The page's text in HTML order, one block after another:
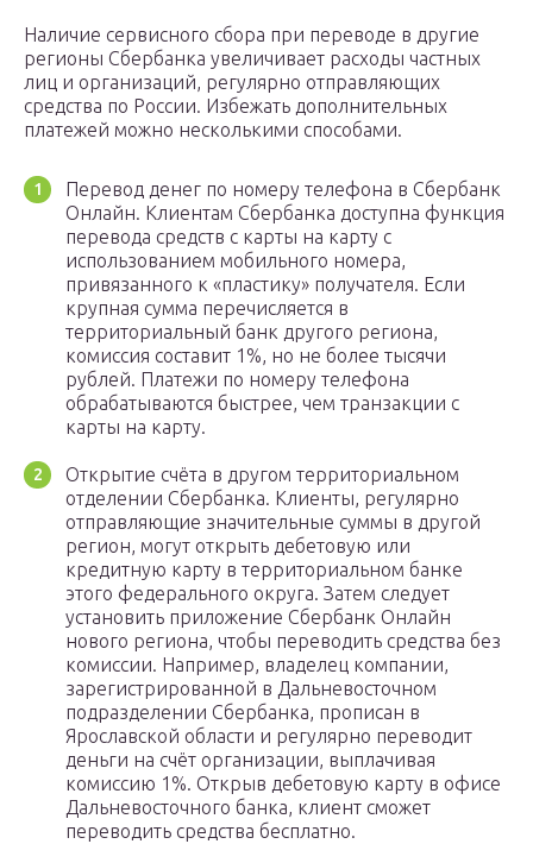
Наличие сервисного сбора при переводе в другие
регионы Сбербанка увеличивает расходы частных
лиц и организаций, регулярно отправляющих
средства по России. Избежать дополнительных
платежей можно несколькими способами.
Перевод денег по номеру телефона в Сбербанк
Онлайн. Клиентам Сбербанка доступна функция
перевода средств с карты на карту с
использованием мобильного номера,
привязанного к «пластику» получателя. Если
крупная сумма перечисляется в
территориальный банк другого региона,
комиссия составит 1%, но не более тысячи
рублей. Платежи по номеру телефона
обрабатываются быстрее, чем транзакции с
карты на карту.
Открытие счёта в другом территориальном
отделении Сбербанка. Клиенты, регулярно
отправляющие значительные суммы в другой
регион, могут открыть дебетовую или
кредитную карту в территориальном банке
этого федерального округа. Затем следует
установить приложение Сбербанк Онлайн
нового региона, чтобы переводить средства без
комиссии. Например, владелец компании,
зарегистрированной в Дальневосточном
подразделении Сбербанка, прописан в
Ярославской области и регулярно переводит
деньги на счёт организации, выплачивая
комиссию 1%. Открыв дебетовую карту в офисе
Дальневосточного банка, клиент сможет
переводить средства бесплатно.